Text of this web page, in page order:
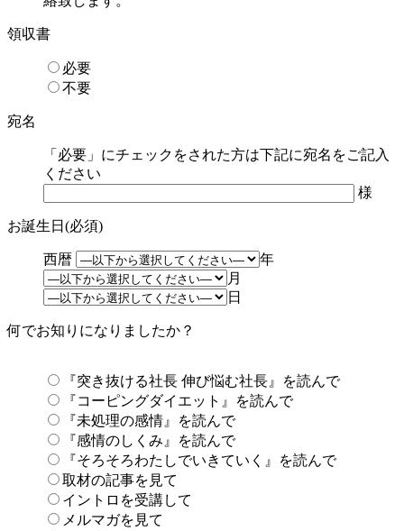
領収書
必要
不要
宛名
「必要」にチェックをされた方は下記に宛名をご記入
ください
様
お誕生日(必須)
西暦
年
月
日
何でお知りになりましたか？
『突き抜ける社長 伸び悩む社長』を読んで
『コーピングダイエット』を読んで
『未処理の感情』を読んで
『感情のしくみ』を読んで
『そろそろわたしでいきていく』を読んで
取材の記事を見て
イントロを受講して
メルマガを見て